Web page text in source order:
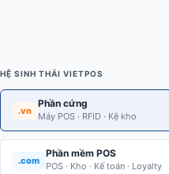
HỆ SINH THÁI VIETPOS
.vn
Phần cứng
Máy POS · RFID · Kệ kho
.com
Phần mềm POS
POS · Kho · Kế toán · Loyalty